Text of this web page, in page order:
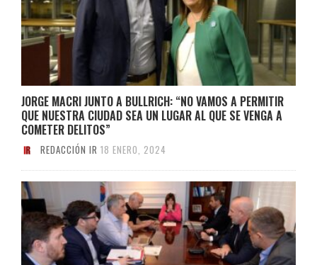
JORGE MACRI JUNTO A BULLRICH: “NO VAMOS A PERMITIR
QUE NUESTRA CIUDAD SEA UN LUGAR AL QUE SE VENGA A
COMETER DELITOS”
REDACCIÓN IR 18 ENERO, 2024